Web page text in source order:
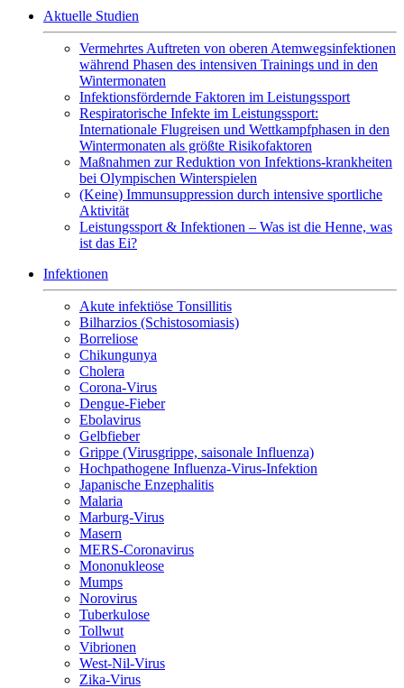
Aktuelle Studien
Vermehrtes Auftreten von oberen Atemwegsinfektionen
während Phasen des intensiven Trainings und in den
Wintermonaten
Infektionsfördernde Faktoren im Leistungssport
Respiratorische Infekte im Leistungssport:
Internationale Flugreisen und Wettkampfphasen in den
Wintermonaten als größte Risikofaktoren
Maßnahmen zur Reduktion von Infektions-krankheiten
bei Olympischen Winterspielen
(Keine) Immunsuppression durch intensive sportliche
Aktivität
Leistungssport & Infektionen – Was ist die Henne, was
ist das Ei?
Infektionen
Akute infektiöse Tonsillitis
Bilharzios (Schistosomiasis)
Borreliose
Chikungunya
Cholera
Corona-Virus
Dengue-Fieber
Ebolavirus
Gelbfieber
Grippe (Virusgrippe, saisonale Influenza)
Hochpathogene Influenza-Virus-Infektion
Japanische Enzephalitis
Malaria
Marburg-Virus
Masern
MERS-Coronavirus
Mononukleose
Mumps
Norovirus
Tuberkulose
Tollwut
Vibrionen
West-Nil-Virus
Zika-Virus